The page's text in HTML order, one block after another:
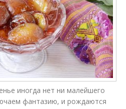
иногда нет ни малейшего
фантазию, и рождаются